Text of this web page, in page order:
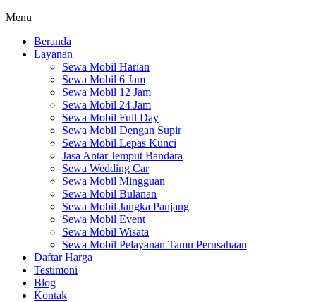
Menu
Beranda
Layanan
Sewa Mobil Harian
Sewa Mobil 6 Jam
Sewa Mobil 12 Jam
Sewa Mobil 24 Jam
Sewa Mobil Full Day
Sewa Mobil Dengan Supir
Sewa Mobil Lepas Kunci
Jasa Antar Jemput Bandara
Sewa Wedding Car
Sewa Mobil Mingguan
Sewa Mobil Bulanan
Sewa Mobil Jangka Panjang
Sewa Mobil Event
Sewa Mobil Wisata
Sewa Mobil Pelayanan Tamu Perusahaan
Daftar Harga
Testimoni
Blog
Kontak